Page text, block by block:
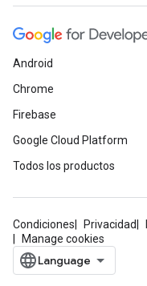
Android
Chrome
Firebase
Google Cloud Platform
Todos los productos
Condiciones Privacidad
Manage cookies